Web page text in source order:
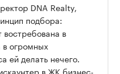
DNA Realty,
подбора:
востребована в
огромных
ей делать нечего.
в ЖК бизнес-